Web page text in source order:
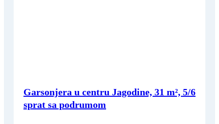
Garsonjera u centru Jagodine, 31 m², 5/6
sprat sa podrumom